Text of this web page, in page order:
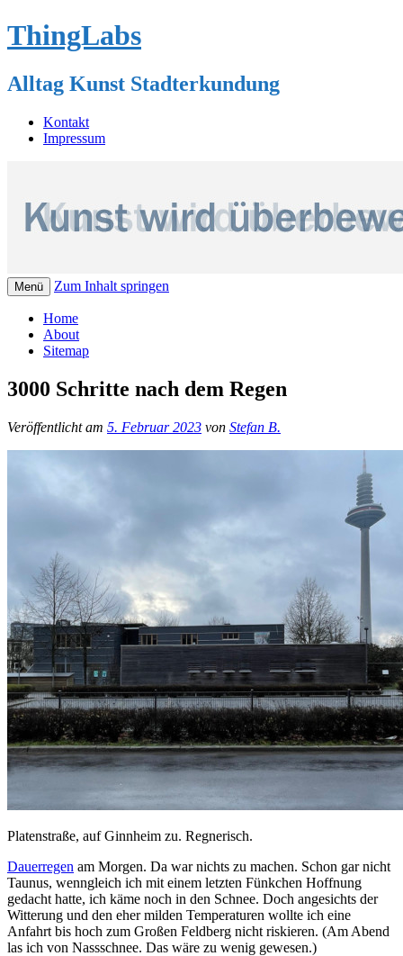
ThingLabs
Alltag Kunst Stadterkundung
Kontakt
Impressum
Menü Zum Inhalt springen
Home
About
Sitemap
3000 Schritte nach dem Regen
Veröffentlicht am 5. Februar 2023 von Stefan B.
Platenstraße, auf Ginnheim zu. Regnerisch.
Dauerregen am Morgen. Da war nichts zu machen. Schon gar nicht
Taunus, wenngleich ich mit einem letzten Fünkchen Hoffnung
gedacht hatte, ich käme noch in den Schnee. Doch angesichts der
Witterung und den eher milden Temperaturen wollte ich eine
Anfahrt bis hoch zum Großen Feldberg nicht riskieren. (Am Abend
las ich von Nassschnee. Das wäre zu wenig gewesen.)